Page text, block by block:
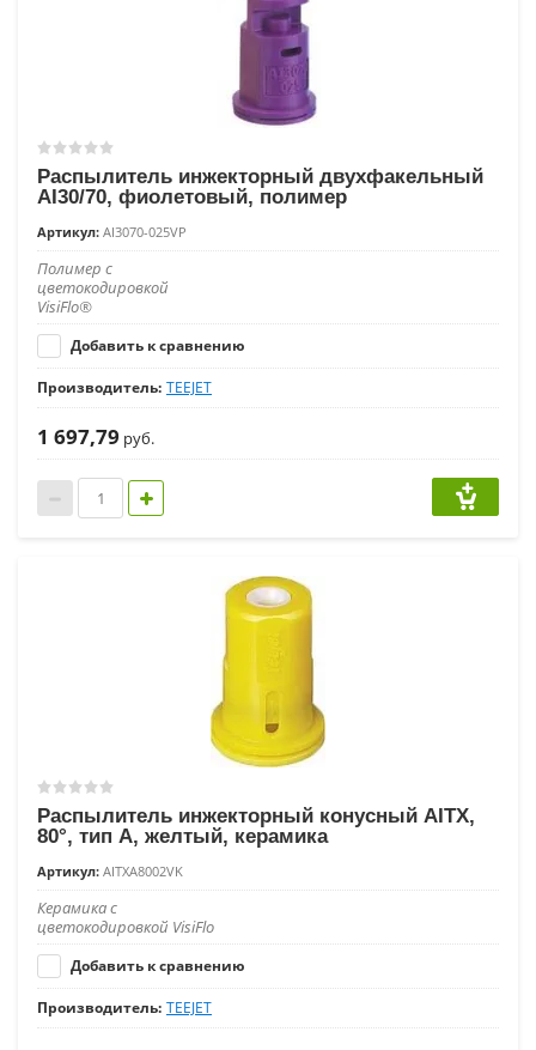
Распылитель инжекторный двухфакельный
AI30/70, фиолетовый, полимер
Артикул: AI3070-025VP
Полимер с
цветокодировкой
VisiFlo®
Добавить к сравнению
Производитель: TEEJET
1 697,79 руб.
Распылитель инжекторный конусный AITX,
80°, тип A, желтый, керамика
Артикул: AITXA8002VK
Керамика с
цветокодировкой VisiFlo
Добавить к сравнению
Производитель: TEEJET